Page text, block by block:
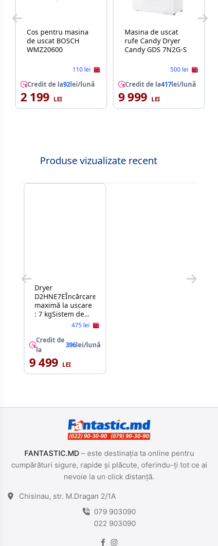
Cos pentru masina
de uscat BOSCH
WMZ20600
110 lei
Credit de la92lei/lună
2 199
Masina de uscat
rufe Candy Dryer
Candy GDS 7N2G-S
500 lei
Credit de la417lei/lună
9 999
Produse vizualizate recent
Dryer
D2HNE7EÎncărcare
maximă la uscare
: 7 kgSistem de
pompă de căldură
Blocare pentru
copii: Da Start
întârziat: Da
Înălţime : 84,5
475 lei
Credit de
la
396lei/lună
9 499
FANTASTIC.MD – este destinația ta online pentru
cumpărături sigure, rapide și plăcute, oferindu-ți tot ce ai
nevoie la un click distanță.
Chisinau, str. M.Dragan 2/1A
079 903090
022 903090